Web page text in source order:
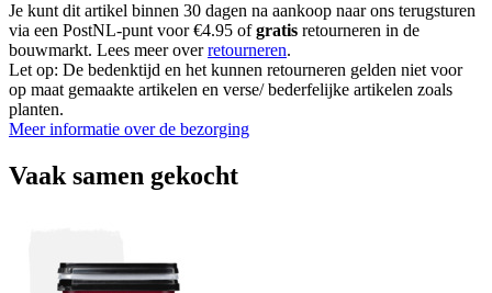
Je kunt dit artikel binnen 30 dagen na aankoop naar ons terugsturen
via een PostNL-punt voor €4.95 ofgratis retourneren in de
bouwmarkt. Lees meer overretourneren.
Let op: De bedenktijd en het kunnen retourneren gelden niet voor
op maat gemaakte artikelen en verse/ bederfelijke artikelen zoals
planten.
Meer informatie over de bezorging
Vaak samen gekocht